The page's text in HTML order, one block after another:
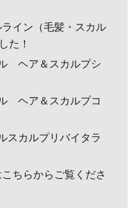
イン（毛髪・スカル
た！
ヘア＆スカルプシ
ヘア＆スカルプコ
カルプリバイタラ
ちらからご覧くださ